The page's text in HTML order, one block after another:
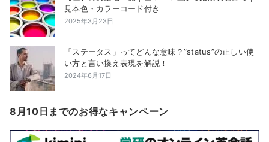
見本色・カラーコード付き
2025年3月23日
「ステータス」ってどんな意味？”status”の正しい使
い方と言い換え表現を解説！
2024年6月17日
8月10日までのお得なキャンペーン